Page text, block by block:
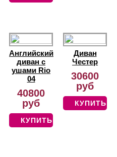
Английский
диван с
ушами Rio
04
40800
руб
КУПИТЬ
Диван
Честер
30600
руб
КУПИТЬ